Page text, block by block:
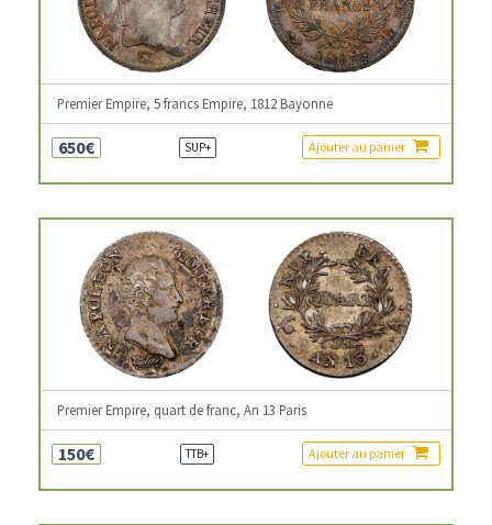
Premier Empire, 5 francs Empire, 1812 Bayonne
650€ SUP+ Ajouter au panier
Premier Empire, quart de franc, An 13 Paris
150€ TTB+ Ajouter au panier